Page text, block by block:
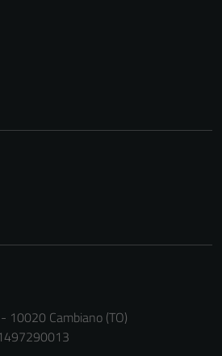
10020 Cambiano (TO)
sono necessari
possono
essere